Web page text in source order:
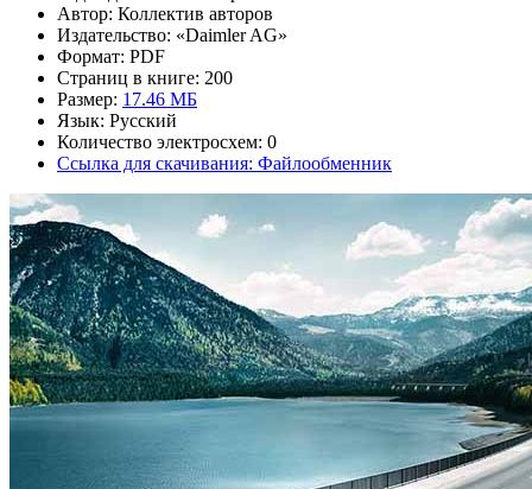
Автор: Коллектив авторов
Издательство: «Daimler AG»
Формат: PDF
Страниц в книге: 200
Размер: 17.46 МБ
Язык: Русский
Количество электросхем: 0
Ссылка для скачивания: Файлообменник